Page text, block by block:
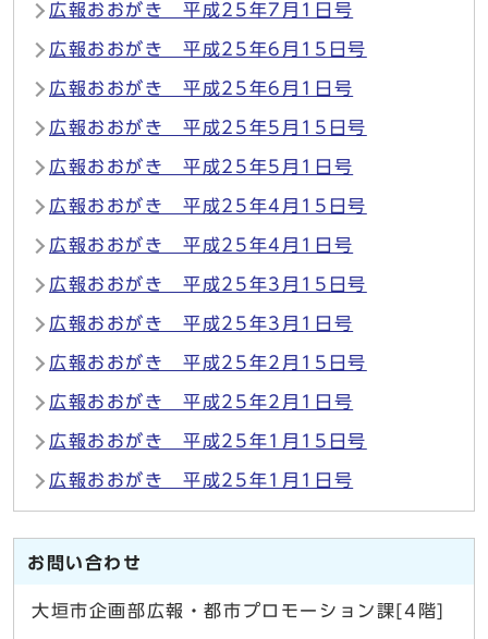
広報おおがき 平成25年7月1日号
広報おおがき 平成25年6月15日号
広報おおがき 平成25年6月1日号
広報おおがき 平成25年5月15日号
広報おおがき 平成25年5月1日号
広報おおがき 平成25年4月15日号
広報おおがき 平成25年4月1日号
広報おおがき 平成25年3月15日号
広報おおがき 平成25年3月1日号
広報おおがき 平成25年2月15日号
広報おおがき 平成25年2月1日号
広報おおがき 平成25年1月15日号
広報おおがき 平成25年1月1日号
お問い合わせ
大垣市企画部広報・都市プロモーション課[4階]